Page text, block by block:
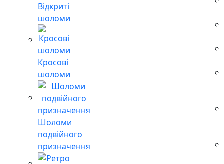
Відкриті
шоломи
Кросові
шоломи
Шоломи
подвійного
призначення